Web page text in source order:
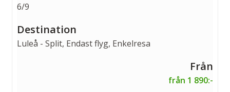
6/9
Luleå - Split, Endast flyg, Enkelresa
från 1 890:-